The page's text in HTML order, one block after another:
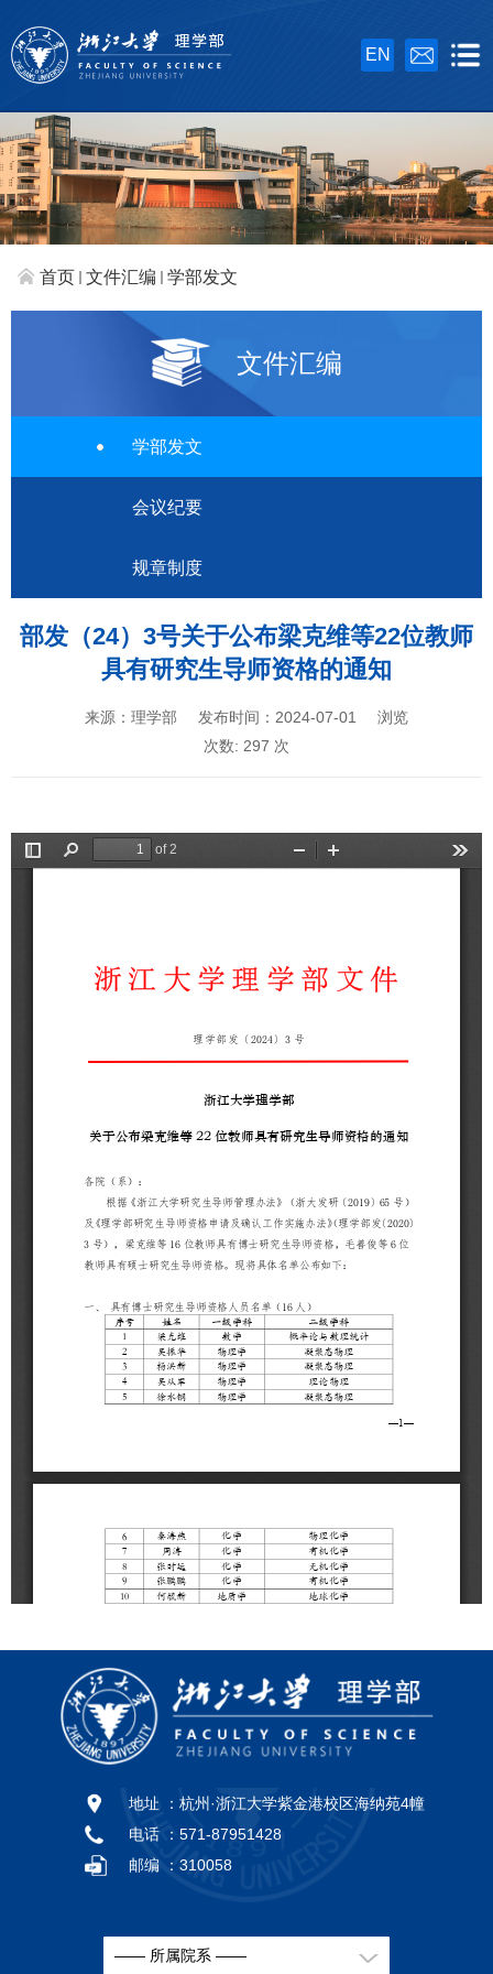
EN
首页 文件汇编 学部发文
文件汇编
学部发文
会议纪要
规章制度
部发（24）3号关于公布梁克维等22位教师
具有研究生导师资格的通知
来源：理学部 发布时间：2024-07-01
浏览
次数: 297 次
地址 ： 杭州·浙江大学紫金港校区海纳苑4幢
电话 ： 571-87951428
邮编 ： 310058
—— 所属院系 ——